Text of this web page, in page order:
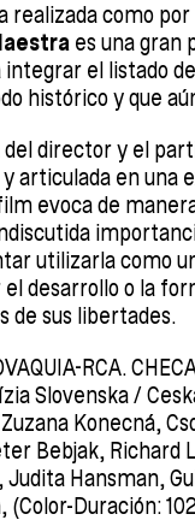
realizada como
es una gran
el listado
histórico y que
del director y el
articulada en una
evoca de
utilizarla como
desarrollo o la
de sus libertades.
RCA.
Slovenska /
Konecná,
Bebjak,
Hansman,
Duración: